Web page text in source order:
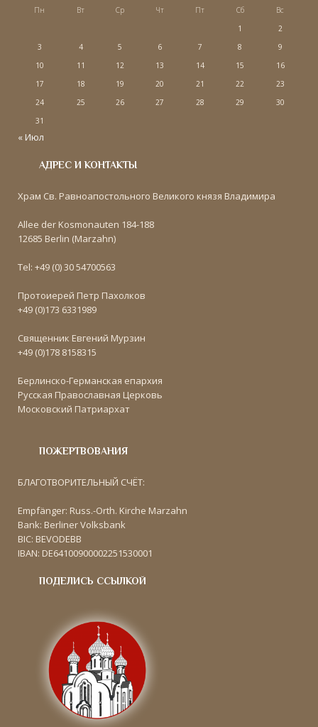
Пн
Вт Ср Чт Пт Сб
Вс
1
2
3
4 5 6 7 8
9
10
11 12 13 14 15
16
17
18 19 20 21 22
23
24
25 26 27 28 29
30
31
« Июл
АДРЕС И КОНТАКТЫ
Храм Св. Равноапостольного Великого князя Владимира
Allee der Kosmonauten 184-188
12685 Berlin (Marzahn)
Tel: +49 (0) 30 54700563
Протоиерей Петр Пахолков
+49 (0)173 6331989
Священник Евгений Мурзин
+49 (0)178 8158315
Берлинско-Германская епархия
Русская Православная Церковь
Московский Патриархат
ПОЖЕРТВОВАНИЯ
БЛАГОТВОРИТЕЛЬНЫЙ СЧЁТ:
Empfänger: Russ.-Orth. Kirche Marzahn
Bank: Berliner Volksbank
BIC: BEVODEBB
IBAN: DE64100900002251530001
ПОДЕЛИСЬ ССЫЛКОЙ